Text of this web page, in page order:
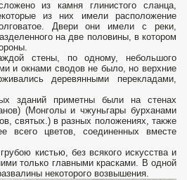
из камня глинистого сланца,
из них имели расположение
Двери они имели с реки,
на две половины, в котором
стены, по одному, небольшого
и окнами сводов не было, но верхние
деревянными перекладами,
зданий приметны были на стенах
(Монголы и чжуньгары бурханами
святых.) в разных положениях, также
всего цветов, соединенных вместе
кистью, без всякого искусства и
только главными красками. В одной
некоторого возвышения.